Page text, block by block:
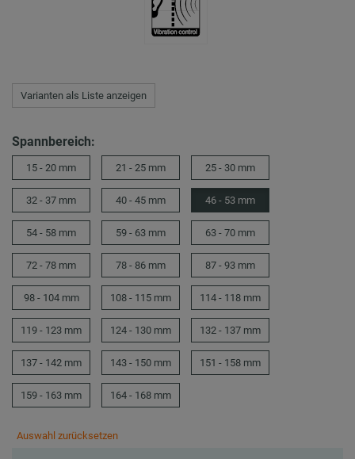
Varianten als Liste anzeigen
Spannbereich:
15 - 20 mm 21 - 25 mm 25 - 30 mm
32 - 37 mm 40 - 45 mm 46 - 53 mm
54 - 58 mm 59 - 63 mm 63 - 70 mm
72 - 78 mm 78 - 86 mm 87 - 93 mm
98 - 104 mm 108 - 115 mm 114 - 118 mm
119 - 123 mm 124 - 130 mm 132 - 137 mm
137 - 142 mm 143 - 150 mm 151 - 158 mm
159 - 163 mm 164 - 168 mm
Auswahl zurücksetzen